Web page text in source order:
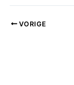
VORIGE